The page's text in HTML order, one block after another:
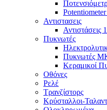
Αντιστασεις
Αντιστάσεις
Πυκνωτές
Πυκνωτές
Κεραμικοί
Οθόνες
Ρελέ
Τρανζίστορς
Κρύσταλλοι-